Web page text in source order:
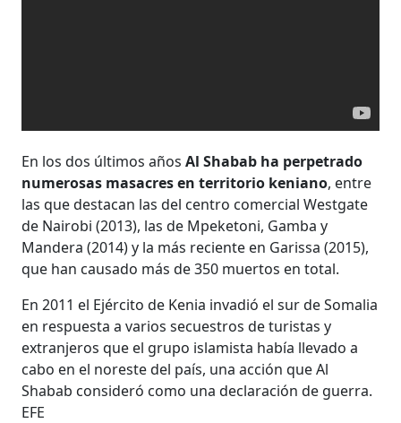
En los dos últimos añosAl Shabab ha perpetrado
numerosas masacres en territorio keniano, entre
las que destacan las del centro comercial Westgate
de Nairobi (2013), las de Mpeketoni, Gamba y
Mandera (2014) y la más reciente en Garissa (2015),
que han causado más de 350 muertos en total.
En 2011 el Ejército de Kenia invadió el sur de Somalia
en respuesta a varios secuestros de turistas y
extranjeros que el grupo islamista había llevado a
cabo en el noreste del país, una acción que Al
Shabab consideró como una declaración de guerra.
EFE